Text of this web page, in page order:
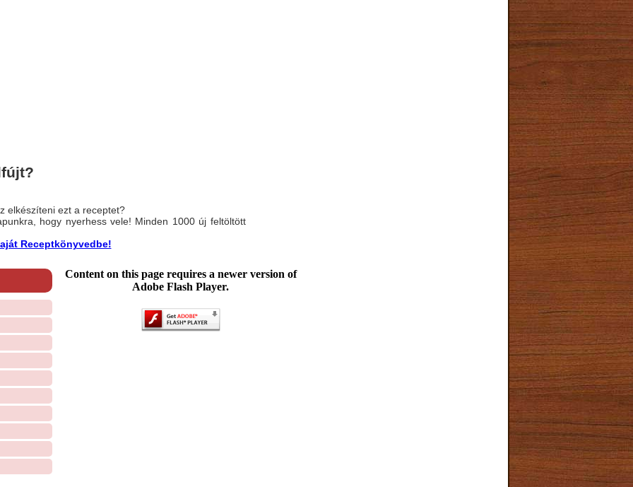
elkészíteni ezt a receptet?
hogy nyerhess vele! Minden 1000 új feltöltött
Receptkönyvedbe!
Content on this page requires a newer version of
Adobe Flash Player.